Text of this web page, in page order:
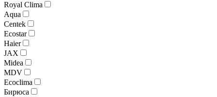
Royal Clima
Aqua
Centek
Ecostar
Haier
JAX
Midea
MDV
Ecoclima
Бирюса